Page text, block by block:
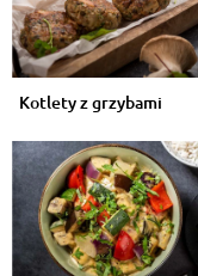
Kotlety z grzybami